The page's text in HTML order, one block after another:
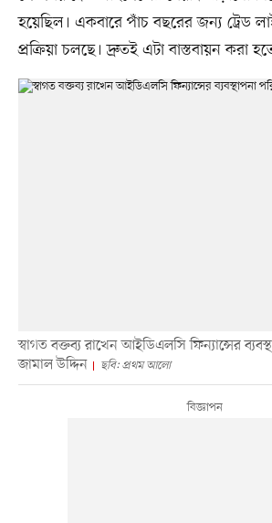
হয়েছিল। একবারে পাঁচ বছরের জন্য ট্রেড
প্রক্রিয়া চলছে। দ্রুতই এটা বাস্তবায়ন করা
স্বাগত বক্তব্য রাখেন আইডিএলসি ফিন্যান্সের
জামাল উদ্দিন
ছবি: প্রথম আলো